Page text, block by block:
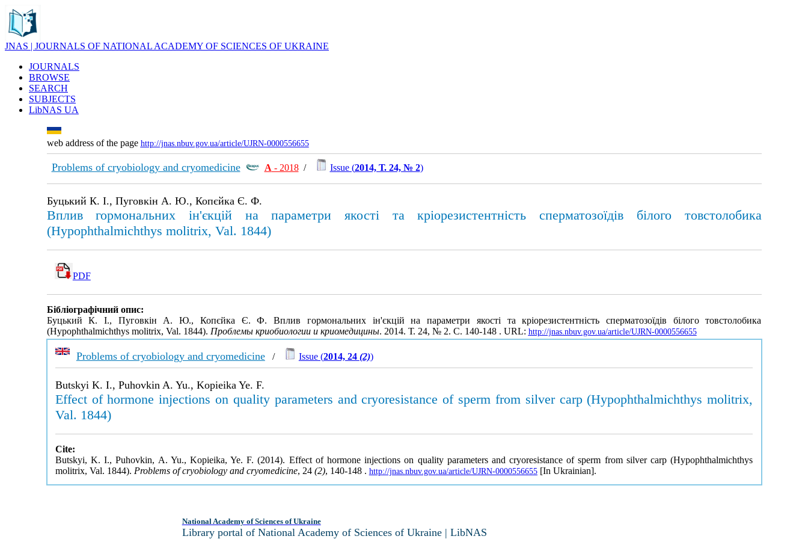
JNAS | JOURNALS OF NATIONAL ACADEMY OF SCIENCES OF UKRAINE
JOURNALS
BROWSE
SEARCH
SUBJECTS
LibNAS UA
web address of the page http://jnas.nbuv.gov.ua/article/UJRN-0000556655
Problems of cryobiology and cryomedicine А - 2018/ Issue (2014, Т. 24, № 2)
Буцький К. І., Пуговкін А. Ю., Копєйка Є. Ф.
Вплив гормональних ін'єкцій на параметри якості та кріорезистентність сперматозоїдів білого товстолобика
(Hypophthalmichthys molitrix, Val. 1844)
PDF
Бібліографічний опис:
Буцький К. І., Пуговкін А. Ю., Копєйка Є. Ф. Вплив гормональних ін'єкцій на параметри якості та кріорезистентність сперматозоїдів білого товстолобика
(Hypophthalmichthys molitrix, Val. 1844). Проблемы криобиологии и криомедицины. 2014. Т. 24, № 2. С. 140-148 . URL: http://jnas.nbuv.gov.ua/article/UJRN-0000556655
Problems of cryobiology and cryomedicine/ Issue (2014, 24 (2))
Butskyi K. I., Puhovkin A. Yu., Kopieika Ye. F.
Effect of hormone injections on quality parameters and cryoresistance of sperm from silver carp (Hypophthalmichthys molitrix,
Val. 1844)
Cite:
Butskyi, K. I., Puhovkin, A. Yu., Kopieika, Ye. F. (2014). Effect of hormone injections on quality parameters and cryoresistance of sperm from silver carp (Hypophthalmichthys
molitrix, Val. 1844). Problems of cryobiology and cryomedicine, 24 (2), 140-148 . http://jnas.nbuv.gov.ua/article/UJRN-0000556655[In Ukrainian].
National Academy of Sciences of Ukraine
Library portal of National Academy of Sciences of Ukraine | LibNAS